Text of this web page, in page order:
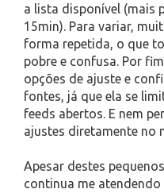
a lista disponível (mais
15min). Para variar,
forma repetida, o que
pobre e confusa. Por
opções de ajuste e
fontes, já que ela se
feeds abertos. E nem
ajustes diretamente no
Apesar destes
continua me atendendo